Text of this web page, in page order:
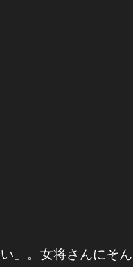
」。女将さんにそん